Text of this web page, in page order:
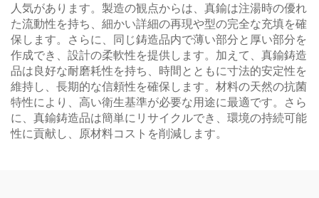
人気があります。製造の観点からは、真鍮は注湯時の優れ
た流動性を持ち、細かい詳細の再現や型の完全な充填を確
保します。さらに、同じ鋳造品内で薄い部分と厚い部分を
作成でき、設計の柔軟性を提供します。加えて、真鍮鋳造
品は良好な耐磨耗性を持ち、時間とともに寸法的安定性を
維持し、長期的な信頼性を確保します。材料の天然の抗菌
特性により、高い衛生基準が必要な用途に最適です。さら
に、真鍮鋳造品は簡単にリサイクルでき、環境の持続可能
性に貢献し、原材料コストを削減します。